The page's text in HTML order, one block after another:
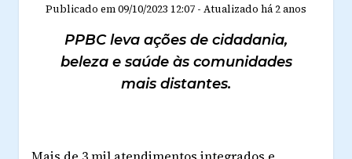
Publicado em09/10/2023 12:07 - Atualizado há 2 anos
PPBC leva ações de cidadania,
beleza e saúde às comunidades
mais distantes.
Mais de 3 mil atendimentos integrados e